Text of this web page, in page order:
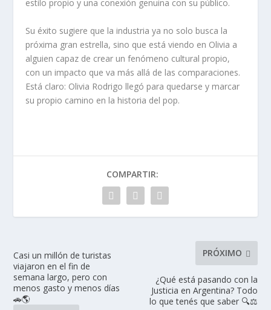
estilo propio y una conexión genuina con su público.
Su éxito sugiere que la industria ya no solo busca la
próxima gran estrella, sino que está viendo en Olivia a
alguien capaz de crear un fenómeno cultural propio,
con un impacto que va más allá de las comparaciones.
Está claro: Olivia Rodrigo llegó para quedarse y marcar
su propio camino en la historia del pop.
COMPARTIR:
Casi un millón de turistas
viajaron en el fin de
semana largo, pero con
menos gasto y menos días
🚗🌎
PRÓXIMO
¿Qué está pasando con la
Justicia en Argentina? Todo
lo que tenés que saber 🔍⚖️